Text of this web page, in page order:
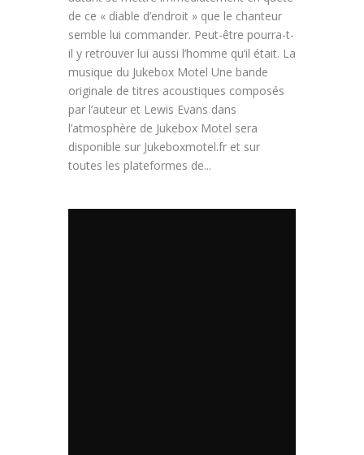
de ce « diable d’endroit » que le chanteur
semble lui commander. Peut-être pourra-t-
il y retrouver lui aussi l’homme qu’il était. La
musique du Jukebox Motel Une bande
originale de titres acoustiques composés
par l’auteur et Lewis Evans dans
l’atmosphère de Jukebox Motel sera
disponible sur Jukeboxmotel.fr et sur
toutes les plateformes de...